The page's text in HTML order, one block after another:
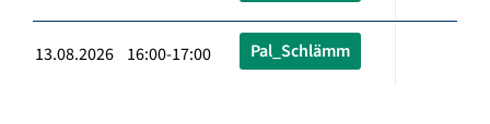
13.08.2026 16:00-17:00 Pal_Schlämm